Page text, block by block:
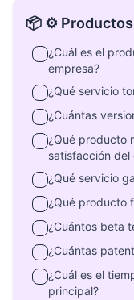
📦 ⚙️
¿Cuál es el
empresa?
¿Qué servicio
¿Cuántas
¿Qué producto
satisfacción del
¿Qué servicio
¿Qué producto
¿Cuántos beta
¿Cuántas
¿Cuál es el
principal?